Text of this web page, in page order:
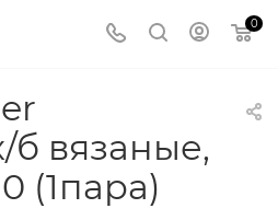
0
б вязаные,
(1пара)